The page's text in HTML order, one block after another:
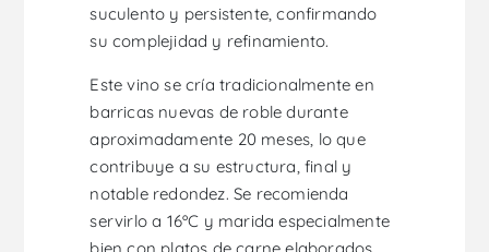
suculento y persistente, confirmando
su complejidad y refinamiento.
Este vino se cría tradicionalmente en
barricas nuevas de roble durante
aproximadamente 20 meses, lo que
contribuye a su estructura, final y
notable redondez. Se recomienda
servirlo a 16ºC y marida especialmente